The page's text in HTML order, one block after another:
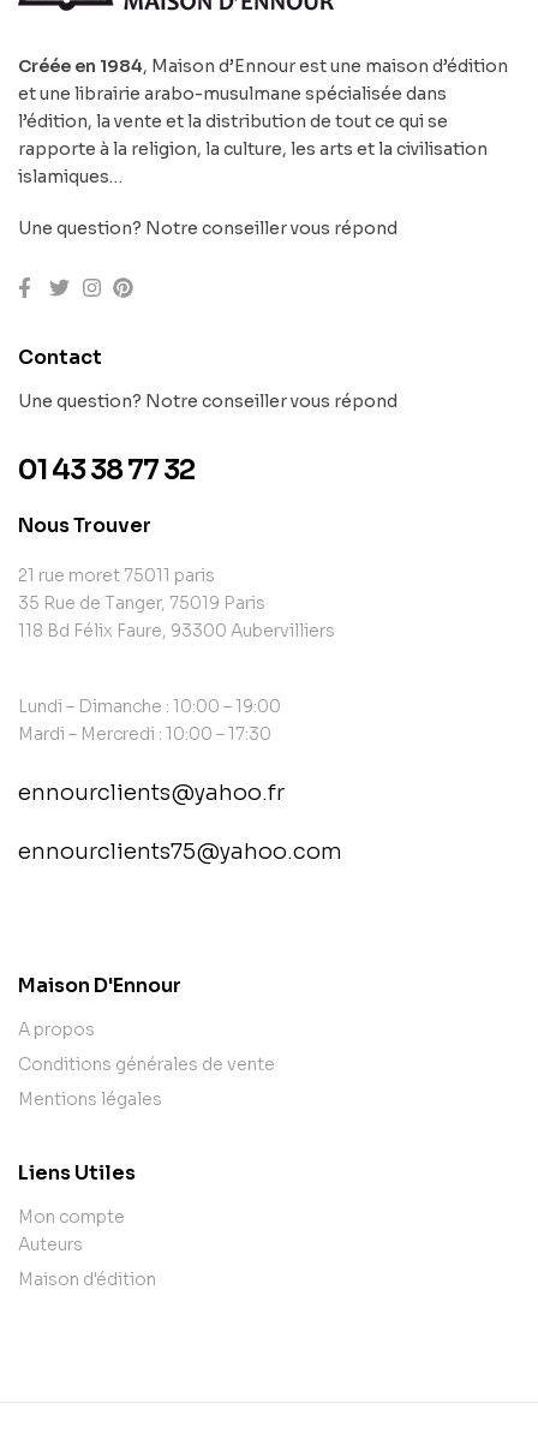
Créée en 1984, Maison d’Ennour est une maison d’édition
et une librairie arabo-musulmane spécialisée dans
l’édition, la vente et la distribution de tout ce qui se
rapporte à la religion, la culture, les arts et la civilisation
islamiques…
Une question? Notre conseiller vous répond
Contact
Une question? Notre conseiller vous répond
01 43 38 77 32
Nous Trouver
21 rue moret 75011 paris
35 Rue de Tanger, 75019 Paris
118 Bd Félix Faure, 93300 Aubervilliers
Lundi – Dimanche : 10:00 – 19:00
Mardi – Mercredi : 10:00 – 17:30
ennourclients@yahoo.fr
ennourclients75@yahoo.com
Maison D'Ennour
A propos
Conditions générales de vente
Mentions légales
Liens Utiles
Mon compte
Auteurs
Maison d'édition